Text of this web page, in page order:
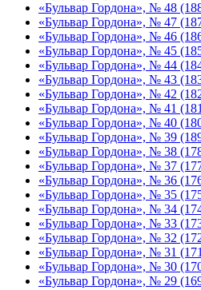
«Бульвар Гордона», № 48
«Бульвар Гордона», № 47
«Бульвар Гордона», № 46
«Бульвар Гордона», № 45
«Бульвар Гордона», № 44
«Бульвар Гордона», № 43
«Бульвар Гордона», № 42
«Бульвар Гордона», № 41
«Бульвар Гордона», № 40
«Бульвар Гордона», № 39
«Бульвар Гордона», № 38
«Бульвар Гордона», № 37
«Бульвар Гордона», № 36
«Бульвар Гордона», № 35
«Бульвар Гордона», № 34
«Бульвар Гордона», № 33
«Бульвар Гордона», № 32
«Бульвар Гордона», № 31
«Бульвар Гордона», № 30
«Бульвар Гордона», № 29